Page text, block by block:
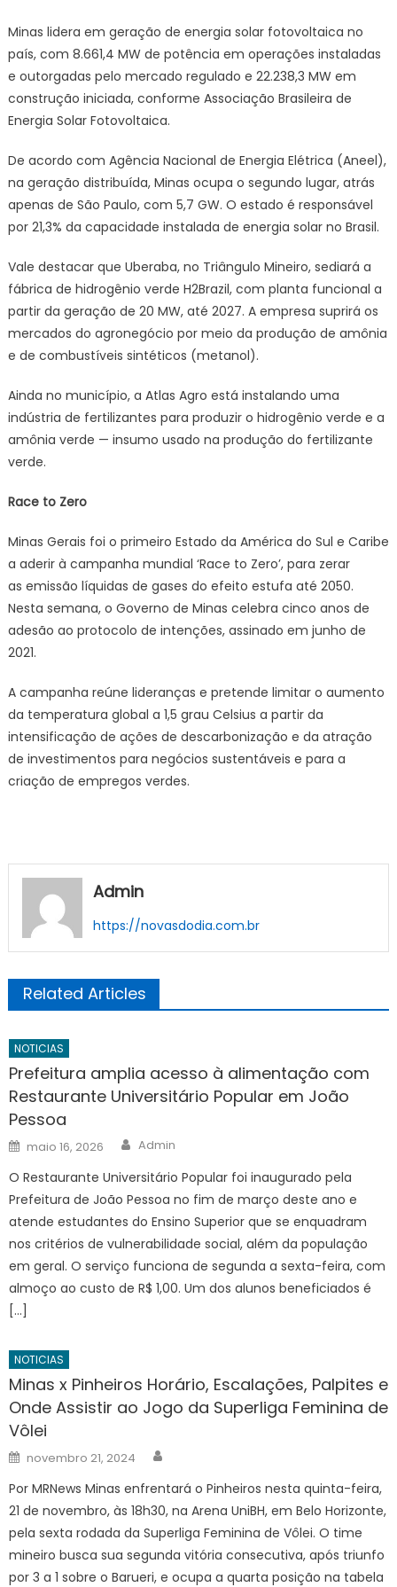
Minas lidera em geração de energia solar fotovoltaica no
país, com 8.661,4 MW de potência em operações instaladas
e outorgadas pelo mercado regulado e 22.238,3 MW em
construção iniciada, conforme Associação Brasileira de
Energia Solar Fotovoltaica.
De acordo com Agência Nacional de Energia Elétrica (Aneel),
na geração distribuída, Minas ocupa o segundo lugar, atrás
apenas de São Paulo, com 5,7 GW. O estado é responsável
por 21,3% da capacidade instalada de energia solar no Brasil.
Vale destacar que Uberaba, no Triângulo Mineiro, sediará a
fábrica de hidrogênio verde H2Brazil, com planta funcional a
partir da geração de 20 MW, até 2027. A empresa suprirá os
mercados do agronegócio por meio da produção de amônia
e de combustíveis sintéticos (metanol).
Ainda no município, a Atlas Agro está instalando uma
indústria de fertilizantes para produzir o hidrogênio verde e a
amônia verde — insumo usado na produção do fertilizante
verde.
Race to Zero
Minas Gerais foi o primeiro Estado da América do Sul e Caribe
a aderir à campanha mundial ‘Race to Zero’, para zerar
as emissão líquidas de gases do efeito estufa até 2050.
Nesta semana, o Governo de Minas celebra cinco anos de
adesão ao protocolo de intenções, assinado em junho de
2021.
A campanha reúne lideranças e pretende limitar o aumento
da temperatura global a 1,5 grau Celsius a partir da
intensificação de ações de descarbonização e da atração
de investimentos para negócios sustentáveis e para a
criação de empregos verdes.
Admin
https://novasdodia.com.br
Related Articles
NOTICIAS
Prefeitura amplia acesso à alimentação com
Restaurante Universitário Popular em João
Pessoa
Posted
on
maio 16, 2026 Author
Admin
O Restaurante Universitário Popular foi inaugurado pela
Prefeitura de João Pessoa no fim de março deste ano e
atende estudantes do Ensino Superior que se enquadram
nos critérios de vulnerabilidade social, além da população
em geral. O serviço funciona de segunda a sexta-feira, com
almoço ao custo de R$ 1,00. Um dos alunos beneficiados é
[…]
NOTICIAS
Minas x Pinheiros Horário, Escalações, Palpites e
Onde Assistir ao Jogo da Superliga Feminina de
Vôlei
Posted
on
novembro 21, 2024
Por MRNews Minas enfrentará o Pinheiros nesta quinta-feira,
21 de novembro, às 18h30, na Arena UniBH, em Belo Horizonte,
pela sexta rodada da Superliga Feminina de Vôlei. O time
mineiro busca sua segunda vitória consecutiva, após triunfo
por 3 a 1 sobre o Barueri, e ocupa a quarta posição na tabela